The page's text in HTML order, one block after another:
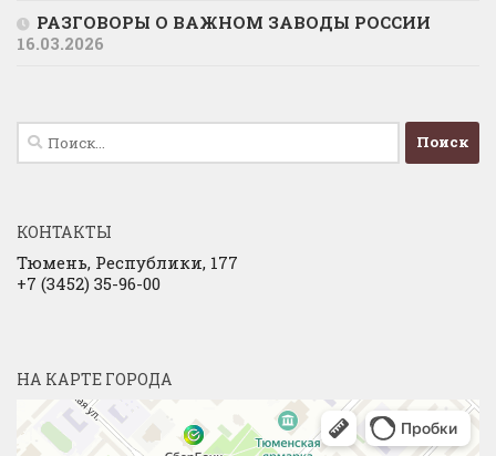
РАЗГОВОРЫ О ВАЖНОМ ЗАВОДЫ РОССИИ
16.03.2026
Найти:
КОНТАКТЫ
Тюмень, Республики, 177
+7 (3452) 35-96-00
НА КАРТЕ ГОРОДА